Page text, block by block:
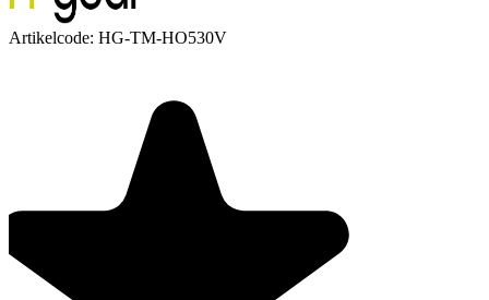
Artikelcode: HG-TM-HO530V